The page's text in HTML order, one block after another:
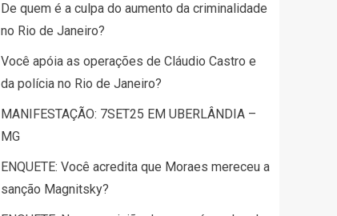
De quem é a culpa do aumento da criminalidade
no Rio de Janeiro?
Você apóia as operações de Cláudio Castro e
da polícia no Rio de Janeiro?
MANIFESTAÇÃO: 7SET25 EM UBERLÂNDIA –
MG
ENQUETE: Você acredita que Moraes mereceu a
sanção Magnitsky?